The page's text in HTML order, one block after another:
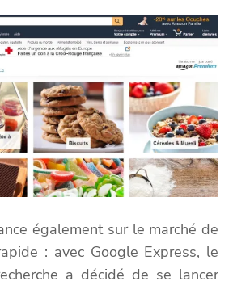
également sur le marché de
: avec Google Express, le
a décidé de se lancer